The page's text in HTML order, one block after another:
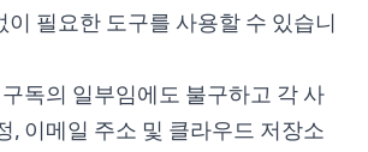
이 필요한 도구를 사용할 수 있습니
구독의 일부임에도 불구하고 각 사
, 이메일 주소 및 클라우드 저장소